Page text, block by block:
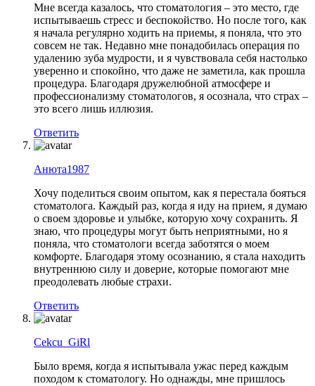
Мне всегда казалось, что стоматология – это место, где
испытываешь стресс и беспокойство. Но после того, как
я начала регулярно ходить на приемы, я поняла, что это
совсем не так. Недавно мне понадобилась операция по
удалению зуба мудрости, и я чувствовала себя настолько
уверенно и спокойно, что даже не заметила, как прошла
процедура. Благодаря дружелюбной атмосфере и
профессионализму стоматологов, я осознала, что страх –
это всего лишь иллюзия.
Ответить
Анюта1987
Хочу поделиться своим опытом, как я перестала бояться
стоматолога. Каждый раз, когда я иду на прием, я думаю
о своем здоровье и улыбке, которую хочу сохранить. Я
знаю, что процедуры могут быть неприятными, но я
поняла, что стоматологи всегда заботятся о моем
комфорте. Благодаря этому осознанию, я стала находить
внутреннюю силу и доверие, которые помогают мне
преодолевать любые страхи.
Ответить
Cekcu_GiRl
Было время, когда я испытывала ужас перед каждым
походом к стоматологу. Но однажды, мне пришлось